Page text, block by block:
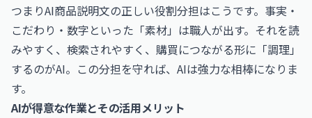
つまりAI商品説明文の正しい役割分担はこうです。事実・
こだわり・数字といった「素材」は職人が出す。それを読
みやすく、検索されやすく、購買につながる形に「調理」
するのがAI。この分担を守れば、AIは強力な相棒になりま
す。
AIが得意な作業とその活用メリット